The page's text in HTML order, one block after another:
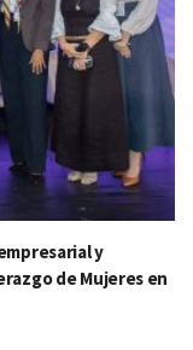
y
de Mujeres en